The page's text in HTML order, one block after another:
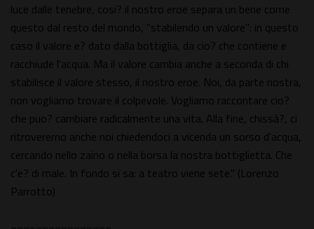
luce dalle tenebre, cosi? il nostro eroe separa un bene come
questo dal resto del mondo, "stabilendo un valore": in questo
caso il valore e? dato dalla bottiglia, da cio? che contiene e
racchiude l'acqua. Ma il valore cambia anche a seconda di chi
stabilisce il valore stesso, il nostro eroe. Noi, da parte nostra,
non vogliamo trovare il colpevole. Vogliamo raccontare cio?
che puo? cambiare radicalmente una vita. Alla fine, chissà?, ci
ritroveremo anche noi chiedendoci a vicenda un sorso d'acqua,
cercando nello zaino o nella borsa la nostra bottiglietta. Che
c'e? di male. In fondo si sa: a teatro viene sete." (Lorenzo
Parrotto)